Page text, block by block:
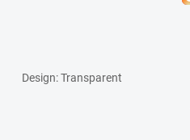
Design: Transparent